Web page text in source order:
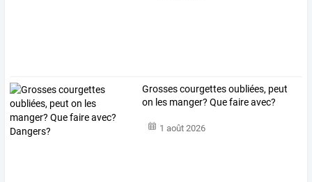
Grosses courgettes oubliées, peut
on les manger? Que faire avec?
1 août 2026